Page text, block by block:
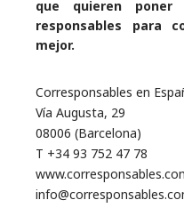
que quieren
responsables para
mejor.
Corresponsables en
Vía Augusta, 29
08006 (Barcelona)
T +34 93 752 47 78